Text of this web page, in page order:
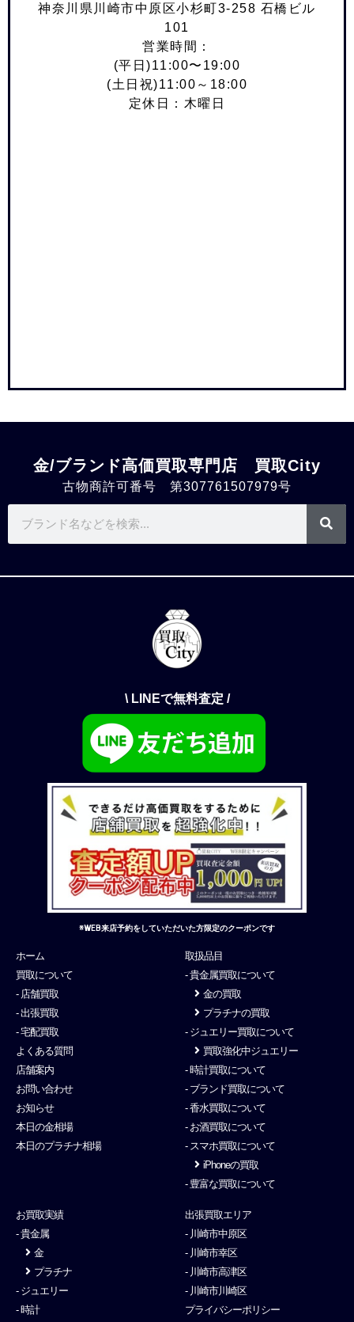
神奈川県川崎市中原区小杉町3-258 石橋ビル
101
営業時間：
(平日)11:00〜19:00
(土日祝)11:00～18:00
定休日：木曜日
金/ブランド高価買取専門店 買取City
古物商許可番号 第307761507979号
\ LINEで無料査定 /
※WEB来店予約をしていただいた方限定のクーポンです
ホーム
買取について
- 店舗買取
- 出張買取
- 宅配買取
よくある質問
店舗案内
お問い合わせ
お知らせ
本日の金相場
本日のプラチナ相場
取扱品目
- 貴金属買取について
金の買取
プラチナの買取
- ジュエリー買取について
買取強化中ジュエリー
- 時計買取について
- ブランド買取について
- 香水買取について
- お酒買取について
- スマホ買取について
iPhoneの買取
- 豊富な買取について
お買取実績
- 貴金属
金
プラチナ
- ジュエリー
- 時計
出張買取エリア
- 川崎市中原区
- 川崎市幸区
- 川崎市高津区
- 川崎市川崎区
プライバシーポリシー